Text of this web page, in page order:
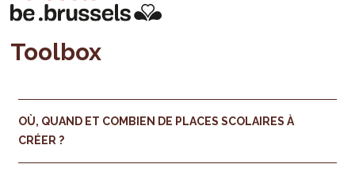
Toolbox
OÙ, QUAND ET COMBIEN DE PLACES SCOLAIRES À
CRÉER ?